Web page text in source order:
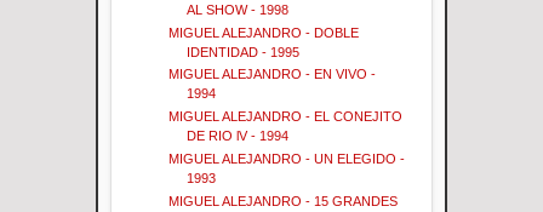
AL SHOW - 1998
MIGUEL ALEJANDRO - DOBLE
IDENTIDAD - 1995
MIGUEL ALEJANDRO - EN VIVO -
1994
MIGUEL ALEJANDRO - EL CONEJITO
DE RIO lV - 1994
MIGUEL ALEJANDRO - UN ELEGIDO -
1993
MIGUEL ALEJANDRO - 15 GRANDES